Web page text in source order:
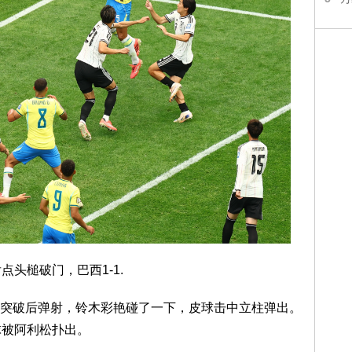
头槌破门，巴西1-1.
破后弹射，铃木彩艳碰了一下，皮球击中立柱弹出。
阿利松扑出。